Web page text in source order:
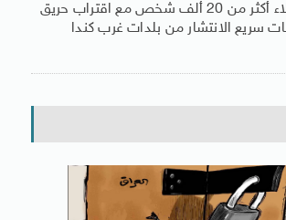
إجلاء أكثر من 20 ألف شخص مع اقتراب حريق
سريع الانتشار من بلدات غرب كندا